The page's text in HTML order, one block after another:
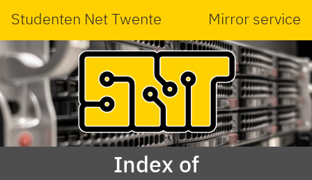
Studenten Net Twente Mirror service
Index of